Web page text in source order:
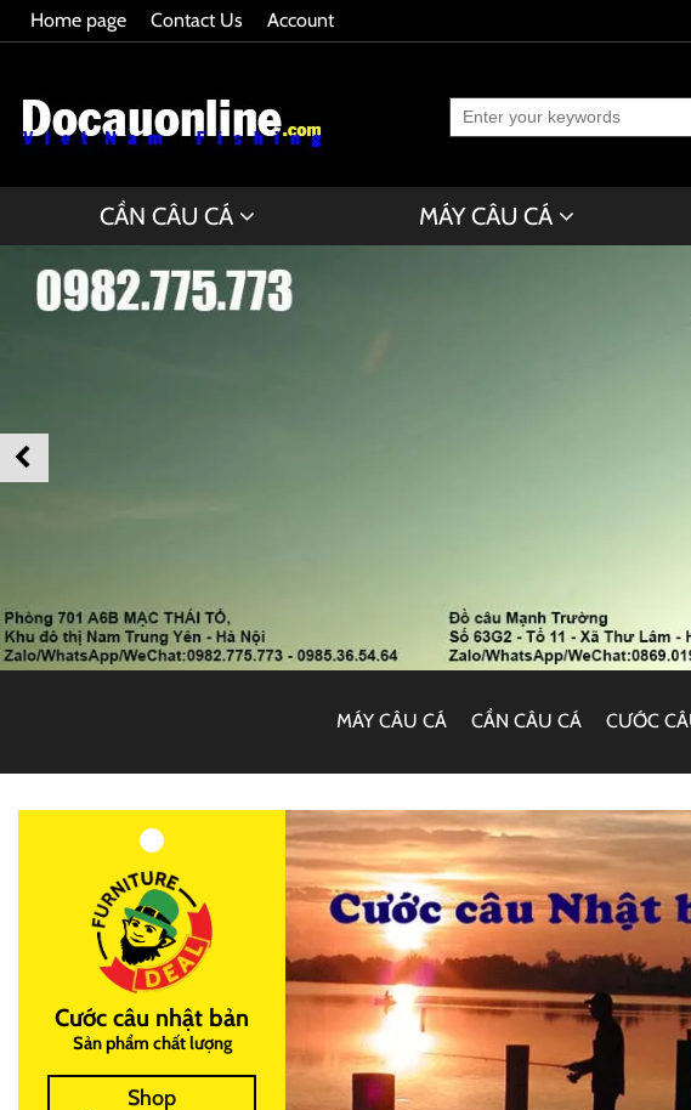
Home page Contact Us Account
CẦN CÂU CÁ MÁY CÂU CÁ
MÁY CÂU CÁ CẦN CÂU CÁ CƯỚC
Cước câu nhật bản
Sản phẩm chất lượng
Shop